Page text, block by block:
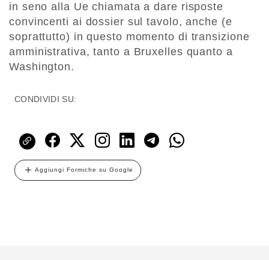
in seno alla Ue chiamata a dare risposte
convincenti ai dossier sul tavolo, anche (e
soprattutto) in questo momento di transizione
amministrativa, tanto a Bruxelles quanto a
Washington.
CONDIVIDI SU:
Aggiungi Formiche su Google